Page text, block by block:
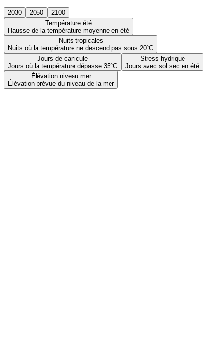
2030 2050
2100
Température été
Hausse de la température moyenne en été
Nuits tropicales
Nuits où la température ne descend pas sous 20°C
Jours de canicule
Jours où la température dépasse 35°C
Stress hydrique
Jours avec sol sec en été
Élévation niveau mer
Élévation prévue du niveau de la mer